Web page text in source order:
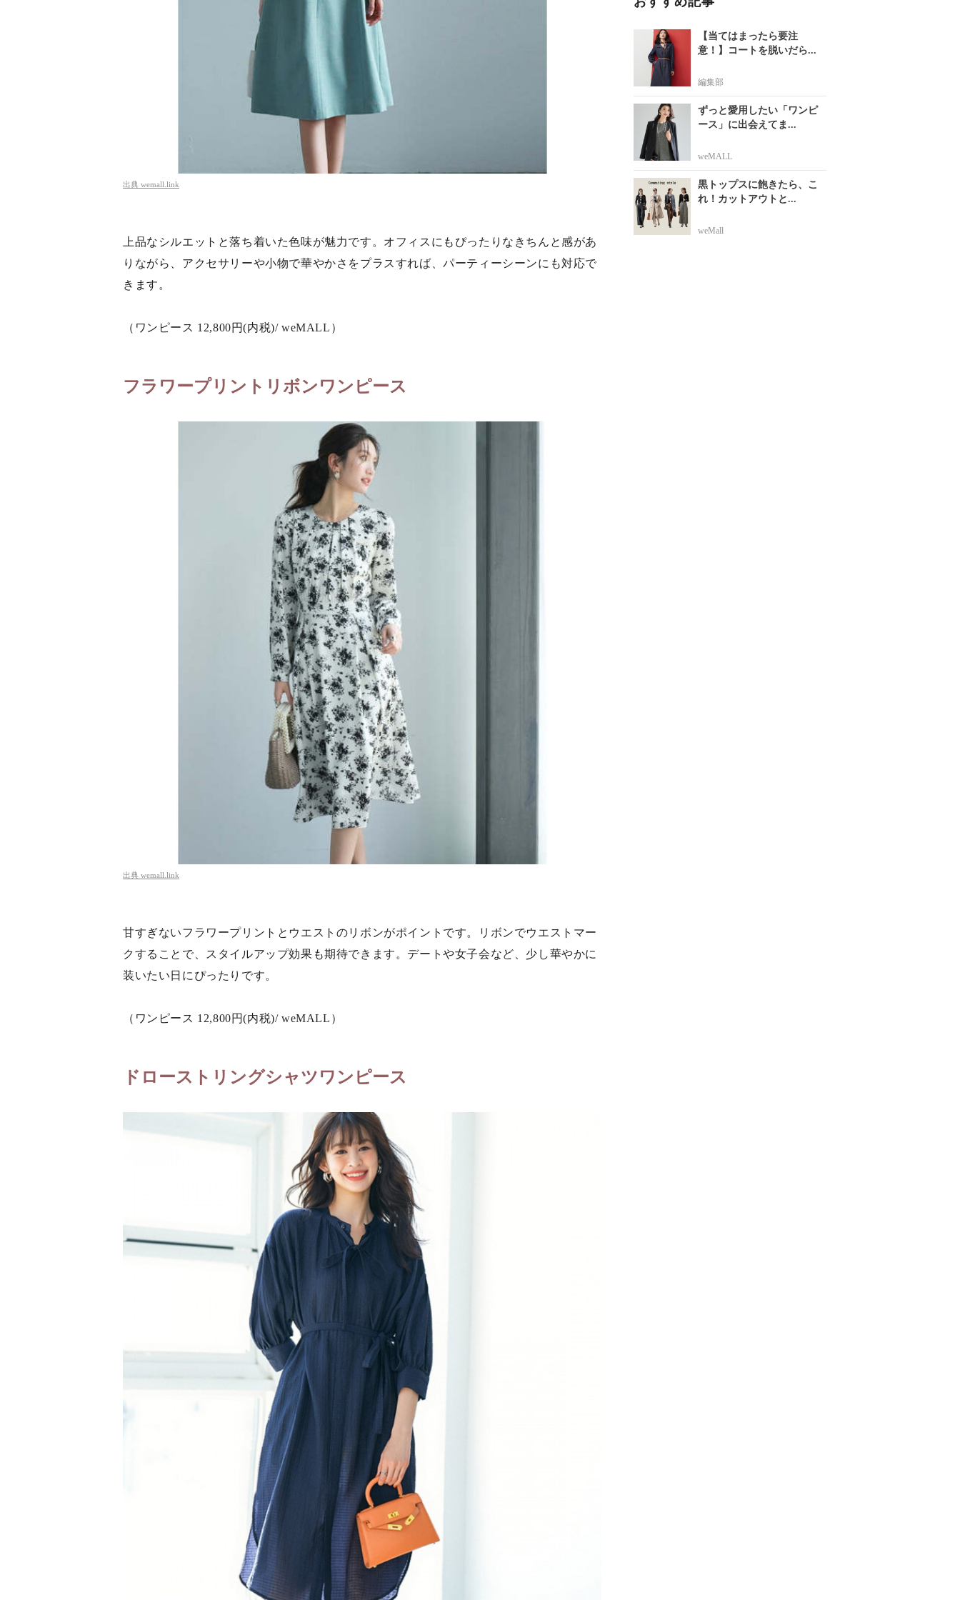
出典 wemall.link
上品なシルエットと落ち着いた色味が魅力です。オフィスにもぴったりなきちんと感があ
りながら、アクセサリーや小物で華やかさをプラスすれば、パーティーシーンにも対応で
きます。
（ワンピース 12,800円(内税)/ weMALL）
フラワープリントリボンワンピース
出典 wemall.link
甘すぎないフラワープリントとウエストのリボンがポイントです。リボンでウエストマー
クすることで、スタイルアップ効果も期待できます。デートや女子会など、少し華やかに
装いたい日にぴったりです。
（ワンピース 12,800円(内税)/ weMALL）
ドローストリングシャツワンピース
【当てはまったら要注
意！】コートを脱いだら...
編集部
ずっと愛用したい「ワンピ
ース」に出会えてま...
weMALL
黒トップスに飽きたら、こ
れ！カットアウトと...
weMall